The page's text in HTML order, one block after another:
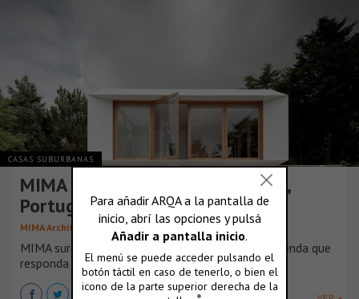
CASAS SUBURBANAS
MIMA House in Viana do Castelo,
Portugal
MIMA Architects
MIMA surge con la intención de planificar una vivienda que
responda a las actuales [...]